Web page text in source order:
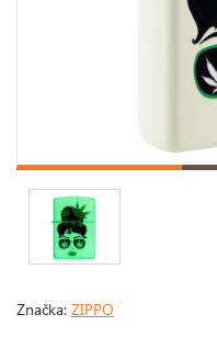
Značka: ZIPPO